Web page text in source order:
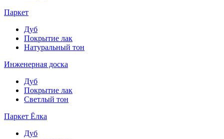
Паркет
Дуб
Покрытие лак
Натуральный тон
Инженерная доска
Дуб
Покрытие лак
Светлый тон
Паркет Ёлка
Дуб